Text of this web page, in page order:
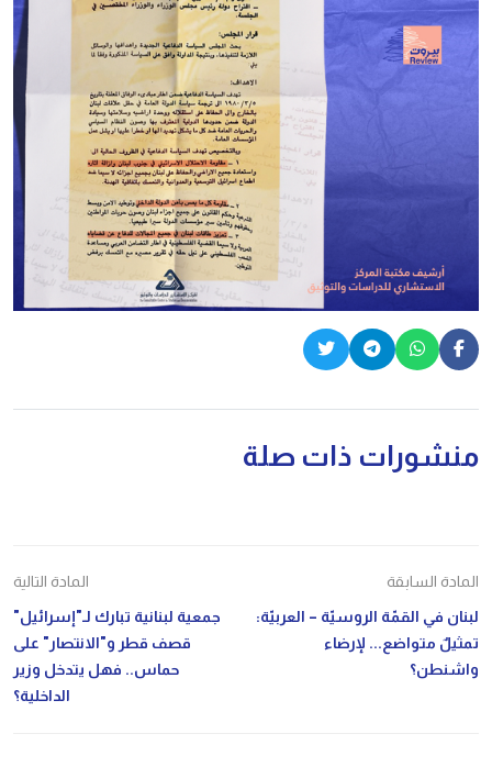
منشورات ذات صلة
المادة السابقة
لبنان في القمّة الروسيّة – العربيّة:
تمثيلٌ متواضع... لإرضاء
واشنطن؟
المادة التالية
جمعية لبنانية تبارك لـ"إسرائيل"
قصف قطر و"الانتصار" على
حماس.. فهل يتدخل وزير
الداخلية؟